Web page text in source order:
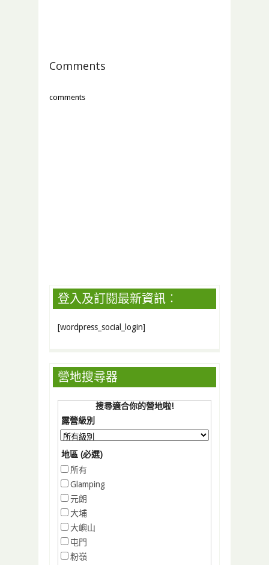
Comments
comments
登入及訂閱最新資訊︰
[wordpress_social_login]
營地搜尋器
搜尋適合你的營地啦!
露營級別
地區 (必選)
所有
Glamping
元朗
大埔
大嶼山
屯門
粉嶺